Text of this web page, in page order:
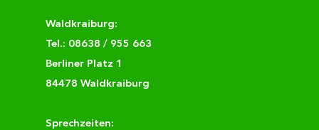
Waldkraiburg:
Tel.: 08638 / 955 663
Berliner Platz 1
84478 Waldkraiburg
Sprechzeiten: